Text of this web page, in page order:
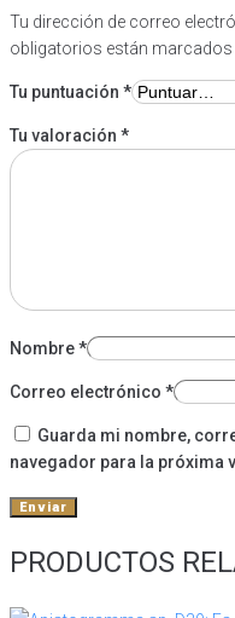
Tu dirección de correo
obligatorios están
Tu puntuación *
Tu valoración *
Nombre*
Correo electrónico *
Guarda mi nombre,
navegador para la próxima
PRODUCTOS